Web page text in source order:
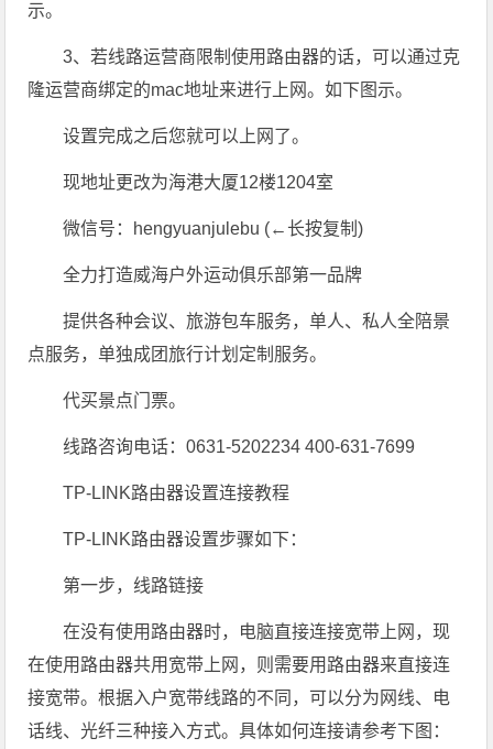
示。
3、若线路运营商限制使用路由器的话，可以通过克
隆运营商绑定的mac地址来进行上网。如下图示。
设置完成之后您就可以上网了。
现地址更改为海港大厦12楼1204室
微信号：hengyuanjulebu (←长按复制)
全力打造威海户外运动俱乐部第一品牌
提供各种会议、旅游包车服务，单人、私人全陪景
点服务，单独成团旅行计划定制服务。
代买景点门票。
线路咨询电话：0631-5202234 400-631-7699
TP-LINK路由器设置连接教程
TP-LINK路由器设置步骤如下：
第一步，线路链接
在没有使用路由器时，电脑直接连接宽带上网，现
在使用路由器共用宽带上网，则需要用路由器来直接连
接宽带。根据入户宽带线路的不同，可以分为网线、电
话线、光纤三种接入方式。具体如何连接请参考下图：